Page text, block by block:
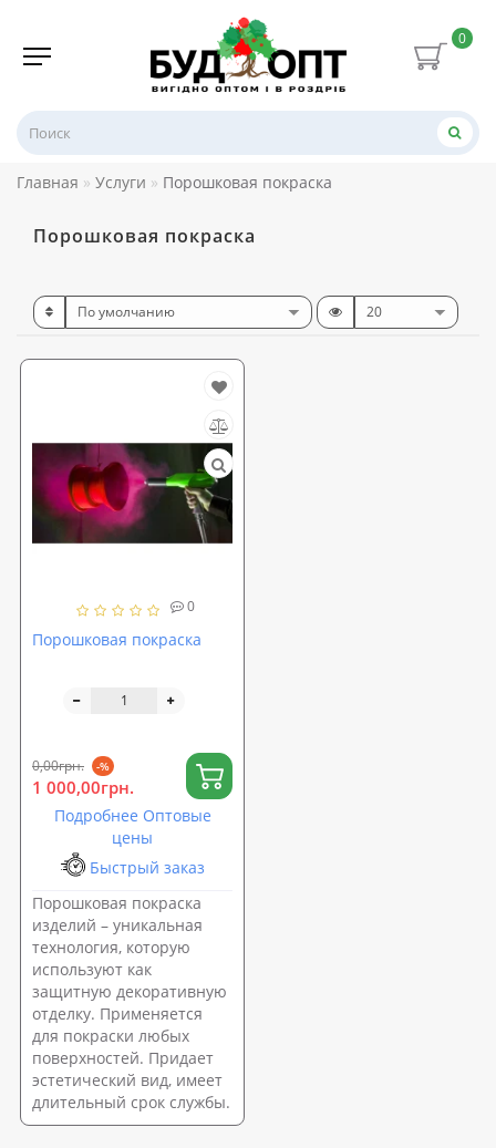
0
Главная Услуги Порошковая покраска
Порошковая покраска
0
Порошковая покраска
0,00грн. -%
1 000,00грн.
Подробнее Оптовые
цены
Быстрый заказ
Порошковая покраска
изделий – уникальная
технология, которую
используют как
защитную декоративную
отделку. Применяется
для покраски любых
поверхностей. Придает
эстетический вид, имеет
длительный срок службы.